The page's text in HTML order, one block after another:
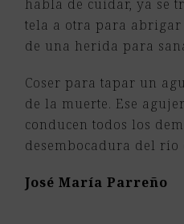
habla de cuidar, ya se
tela a otra para
de una herida para
Coser para tapar un
de la muerte. Ese
conducen todos los
desembocadura del río
José María Parreño